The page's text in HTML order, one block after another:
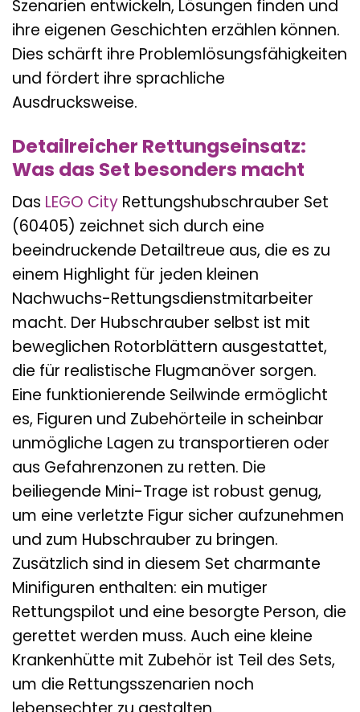
Szenarien entwickeln, Lösungen finden und
ihre eigenen Geschichten erzählen können.
Dies schärft ihre Problemlösungsfähigkeiten
und fördert ihre sprachliche
Ausdrucksweise.
Detailreicher Rettungseinsatz:
Was das Set besonders macht
Das LEGO City Rettungshubschrauber Set
(60405) zeichnet sich durch eine
beeindruckende Detailtreue aus, die es zu
einem Highlight für jeden kleinen
Nachwuchs-Rettungsdienstmitarbeiter
macht. Der Hubschrauber selbst ist mit
beweglichen Rotorblättern ausgestattet,
die für realistische Flugmanöver sorgen.
Eine funktionierende Seilwinde ermöglicht
es, Figuren und Zubehörteile in scheinbar
unmögliche Lagen zu transportieren oder
aus Gefahrenzonen zu retten. Die
beiliegende Mini-Trage ist robust genug,
um eine verletzte Figur sicher aufzunehmen
und zum Hubschrauber zu bringen.
Zusätzlich sind in diesem Set charmante
Minifiguren enthalten: ein mutiger
Rettungspilot und eine besorgte Person, die
gerettet werden muss. Auch eine kleine
Krankenhütte mit Zubehör ist Teil des Sets,
um die Rettungsszenarien noch